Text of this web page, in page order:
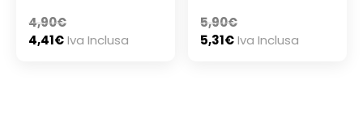
4,90€
4,41€Iva Inclusa
5,90€
5,31€Iva Inclusa